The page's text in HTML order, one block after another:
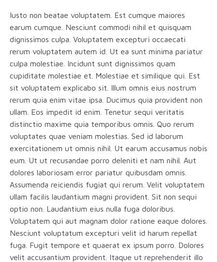
Iusto non beatae voluptatem. Est cumque maiores
earum cumque. Nesciunt commodi nihil et quisquam
dignissimos culpa. Voluptatem excepturi occaecati
rerum voluptatem autem id. Ut ea sunt minima pariatur
culpa molestiae. Incidunt sunt dignissimos quam
cupiditate molestiae et. Molestiae et similique qui. Est
sit voluptatem explicabo sit. Illum omnis eius nostrum
rerum quia enim vitae ipsa. Ducimus quia provident non
ullam. Eos impedit id enim. Tenetur sequi veritatis
distinctio maxime quia temporibus omnis. Quo rerum
voluptates quae veniam molestias. Sed id laborum
exercitationem ut omnis nihil. Ut earum accusamus nobis
eum. Ut ut recusandae porro deleniti et nam nihil. Aut
dolores laboriosam error pariatur quibusdam omnis.
Assumenda reiciendis fugiat qui rerum. Velit voluptatem
ullam facilis laudantium magni provident. Sit non sequi
optio non. Laudantium eius nulla fuga doloribus.
Voluptatem qui aut magnam dolor ratione eaque dolores.
Nesciunt voluptatum excepturi velit id harum repellat
fuga. Fugit tempore et quaerat ex ipsum porro. Dolores
velit accusantium provident. Itaque ut reprehenderit illo